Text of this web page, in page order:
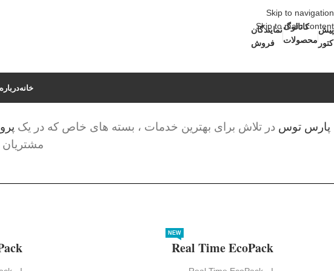
Skip to navigation
Skip to main content
پیش
کاتالوگ
محصولات
نمایندگان
فروش
خانه
پارس توس در تلاش برای بهترین خدمات ، بسته های خاص که در یک
مشتریان
Real Time EcoPack
NEW